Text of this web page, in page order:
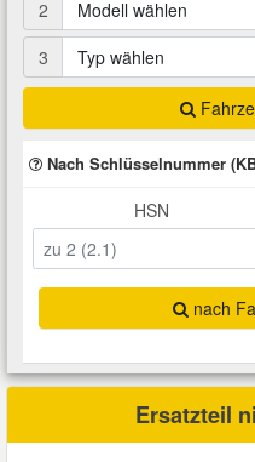
2
3
Nach Schlüsselnummer
HSN
nach
Ersatzteil
Heizung und
Kraftstoffsystem
Kühlung
Lenkung
Motor
Karosserieteile
Montage
Reiniger
Rostlöser
Scheibenkleber
Schmiermittel
Total Motoröle
Druckluft Werkzeuge
Fahrwerk Werkzeuge
Halterung
Handwerkzeuge
Kfz
Leitungsverbinder
Motortechnik
Glühlampen
Kfz-Pflege
Kofferraumwanne
Ladetechnik für
Marderschutz
Nachrüstwischer
Pannenhilfe
VW Ersatzteile
Abarth Ersatzteile
Alfa Romeo Ersatzteile
Audi Ersatzteile
BMW Ersatzteile
Chevrolet Ersatzteile
Chrysler Ersatzteile